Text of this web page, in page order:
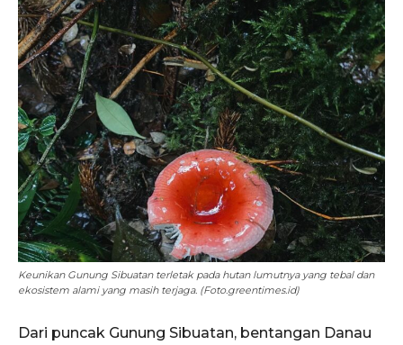
Keunikan Gunung Sibuatan terletak pada hutan lumutnya yang tebal dan
ekosistem alami yang masih terjaga. (Foto.greentimes.id)
Dari puncak Gunung Sibuatan, bentangan Danau